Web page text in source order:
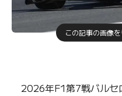
この記事の画像
2026年F1第7戦バルセ